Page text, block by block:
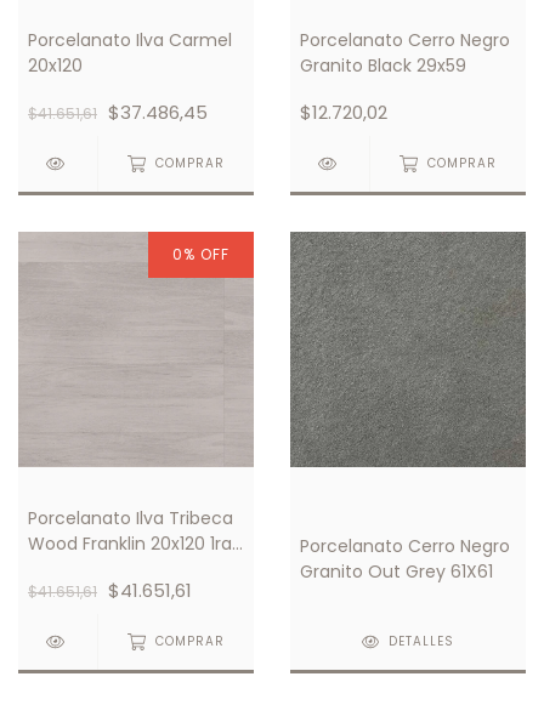
Porcelanato Ilva Carmel
20x120
$41.651,61 $37.486,45
COMPRAR
Porcelanato Cerro Negro
Granito Black 29x59
$12.720,02
COMPRAR
0% OFF
Porcelanato Ilva Tribeca
Wood Franklin 20x120 1ra
$41.651,61 $41.651,61
COMPRAR
Porcelanato Cerro Negro
Granito Out Grey 61X61
DETALLES